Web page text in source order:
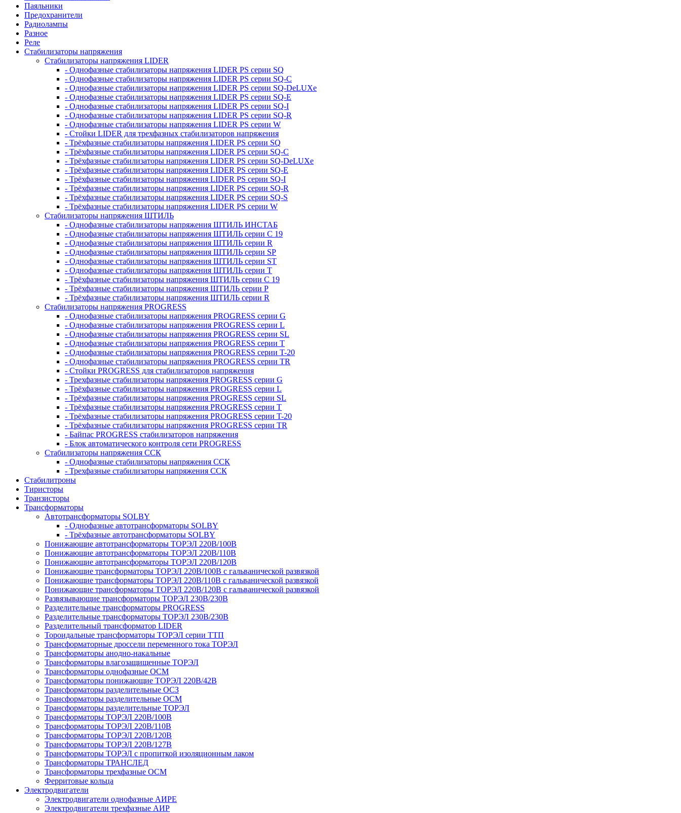
Паяльники
Предохранители
Радиолампы
Разное
Реле
Стабилизаторы напряжения
Стабилизаторы напряжения LIDER
- Однофазные стабилизаторы напряжения LIDER PS серии SQ
- Однофазные стабилизаторы напряжения LIDER PS серии SQ-C
- Однофазные стабилизаторы напряжения LIDER PS серии SQ-DeLUXe
- Однофазные стабилизаторы напряжения LIDER PS серии SQ-E
- Однофазные стабилизаторы напряжения LIDER PS серии SQ-I
- Однофазные стабилизаторы напряжения LIDER PS серии SQ-R
- Однофазные стабилизаторы напряжения LIDER PS серии W
- Стойки LIDER для трехфазных стабилизаторов напряжения
- Трёхфазные стабилизаторы напряжения LIDER PS серии SQ
- Трёхфазные стабилизаторы напряжения LIDER PS серии SQ-C
- Трёхфазные стабилизаторы напряжения LIDER PS серии SQ-DeLUXe
- Трёхфазные стабилизаторы напряжения LIDER PS серии SQ-E
- Трёхфазные стабилизаторы напряжения LIDER PS серии SQ-I
- Трёхфазные стабилизаторы напряжения LIDER PS серии SQ-R
- Трёхфазные стабилизаторы напряжения LIDER PS серии SQ-S
- Трёхфазные стабилизаторы напряжения LIDER PS серии W
Стабилизаторы напряжения ШТИЛЬ
- Однофазные стабилизаторы напряжения ШТИЛЬ ИНСТАБ
- Однофазные стабилизаторы напряжения ШТИЛЬ серии C 19
- Однофазные стабилизаторы напряжения ШТИЛЬ серии R
- Однофазные стабилизаторы напряжения ШТИЛЬ серии SP
- Однофазные стабилизаторы напряжения ШТИЛЬ серии ST
- Однофазные стабилизаторы напряжения ШТИЛЬ серии T
- Трёхфазные стабилизаторы напряжения ШТИЛЬ серии C 19
- Трёхфазные стабилизаторы напряжения ШТИЛЬ серии P
- Трёхфазные стабилизаторы напряжения ШТИЛЬ серии R
Стабилизаторы напряжения PROGRESS
- Однофазные стабилизаторы напряжения PROGRESS серии G
- Однофазные стабилизаторы напряжения PROGRESS серии L
- Однофазные стабилизаторы напряжения PROGRESS серии SL
- Однофазные стабилизаторы напряжения PROGRESS серии T
- Однофазные стабилизаторы напряжения PROGRESS серии T-20
- Однофазные стабилизаторы напряжения PROGRESS серии TR
- Стойки PROGRESS для стабилизаторов напряжения
- Трехфазные стабилизаторы напряжения PROGRESS серии G
- Трёхфазные стабилизаторы напряжения PROGRESS серии L
- Трёхфазные стабилизаторы напряжения PROGRESS серии SL
- Трёхфазные стабилизаторы напряжения PROGRESS серии T
- Трёхфазные стабилизаторы напряжения PROGRESS серии T-20
- Трёхфазные стабилизаторы напряжения PROGRESS серии TR
- Байпас PROGRESS стабилизаторов напряжения
- Блок автоматического контроля сети PROGRESS
Стабилизаторы напряжения ССК
- Однофазные стабилизаторы напряжения ССК
- Трехфазные стабилизаторы напряжения ССК
Стабилитроны
Тиристоры
Транзисторы
Трансформаторы
Автотрансформаторы SOLBY
- Однофазные автотрансформаторы SOLBY
- Трёхфазные автотрансформаторы SOLBY
Понижающие автотрансформаторы ТОРЭЛ 220В/100В
Понижающие автотрансформаторы ТОРЭЛ 220В/110В
Понижающие автотрансформаторы ТОРЭЛ 220В/120В
Понижающие трансформаторы ТОРЭЛ 220В/100В с гальванической развязкой
Понижающие трансформаторы ТОРЭЛ 220В/110В с гальванической развязкой
Понижающие трансформаторы ТОРЭЛ 220В/120В с гальванической развязкой
Развязывающие трансформаторы ТОРЭЛ 230В/230В
Разделительные трансформаторы PROGRESS
Разделительные трансформаторы ТОРЭЛ 230В/230В
Разделительный трансформатор LIDER
Тороидальные трансформаторы ТОРЭЛ серии ТТП
Трансформаторные дроссели переменного тока ТОРЭЛ
Трансформаторы анодно-накальные
Трансформаторы влагозащищенные ТОРЭЛ
Трансформаторы однофазные ОСМ
Трансформаторы понижающие ТОРЭЛ 220В/42В
Трансформаторы разделительные ОСЗ
Трансформаторы разделительные ОСМ
Трансформаторы разделительные ТОРЭЛ
Трансформаторы ТОРЭЛ 220В/100В
Трансформаторы ТОРЭЛ 220В/110В
Трансформаторы ТОРЭЛ 220В/120В
Трансформаторы ТОРЭЛ 220В/127В
Трансформаторы ТОРЭЛ с пропиткой изоляционным лаком
Трансформаторы ТРАНСЛЕД
Трансформаторы трехфазные ОСМ
Ферритовые кольца
Электродвигатели
Электродвигатели однофазные АИРЕ
Электродвигатели трехфазные АИР